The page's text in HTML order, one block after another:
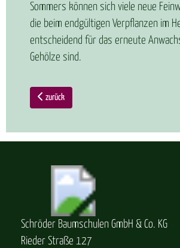
Sommers können sich viele neue
die beim endgültigen Verpflanzen im
entscheidend für das erneute
Gehölze sind.
zurück
Schröder Baumschulen GmbH & Co. KG
Rieder Straße 127